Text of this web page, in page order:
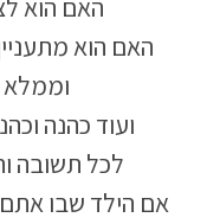
האם הוא
האם הוא
וממלא
ועוד כהנה
לכל תשובה
אם הילד שבו